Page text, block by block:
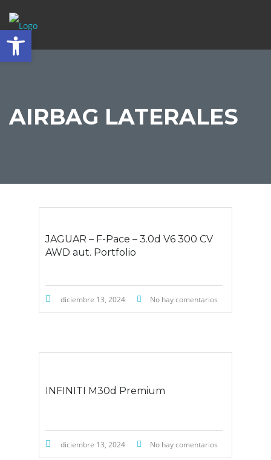
AIRBAG LATERALES
JAGUAR – F-Pace – 3.0d V6 300 CV
AWD aut. Portfolio
diciembre 13, 2024 No hay comentarios
INFINITI M30d Premium
diciembre 13, 2024 No hay comentarios
Abrir barra de herramientas